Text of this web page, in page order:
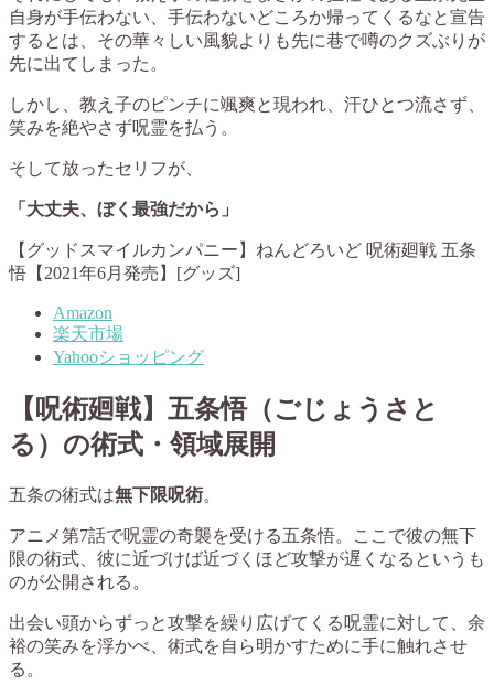
自身が手伝わない、手伝わないどころか帰ってくるなと宣告
するとは、その華々しい風貌よりも先に巷で噂のクズぶりが
先に出てしまった。
しかし、教え子のピンチに颯爽と現われ、汗ひとつ流さず、
笑みを絶やさず呪霊を払う。
そして放ったセリフが、
「大丈夫、ぼく最強だから」
【グッドスマイルカンパニー】ねんどろいど 呪術廻戦 五条
悟【2021年6月発売】[グッズ]
Amazon
楽天市場
Yahooショッピング
【呪術廻戦】五条悟（ごじょうさと
る）の術式・領域展開
五条の術式は無下限呪術。
アニメ第7話で呪霊の奇襲を受ける五条悟。ここで彼の無下
限の術式、彼に近づけば近づくほど攻撃が遅くなるというも
のが公開される。
出会い頭からずっと攻撃を繰り広げてくる呪霊に対して、余
裕の笑みを浮かべ、術式を自ら明かすために手に触れさせ
る。